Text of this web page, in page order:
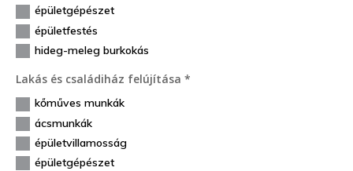
épületgépészet
épületfestés
hideg-meleg burkokás
Lakás és családiház felújítása *
kőműves munkák
ácsmunkák
épületvillamosság
épületgépészet